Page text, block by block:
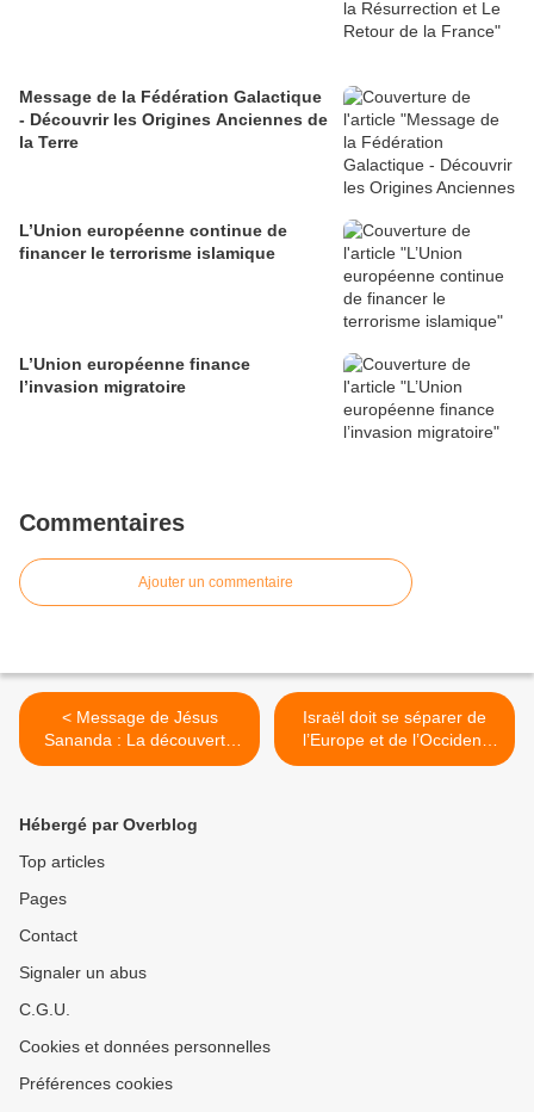
Message de la Fédération Galactique
- Découvrir les Origines Anciennes de
la Terre
L’Union européenne continue de
financer le terrorisme islamique
L’Union européenne finance
l’invasion migratoire
Commentaires
Ajouter un commentaire
< Message de Jésus
Sananda : La découverte
de son Être
Israël doit se séparer de
l’Europe et de l’Occident
démocratique >
Hébergé par Overblog
Top articles
Pages
Contact
Signaler un abus
C.G.U.
Cookies et données personnelles
Préférences cookies